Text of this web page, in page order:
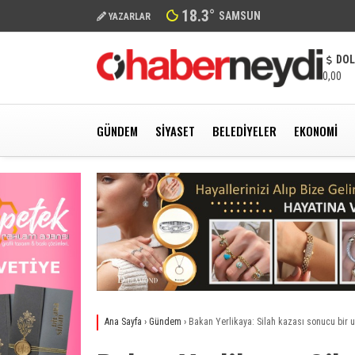
YAZARLAR 18.3° SAMSUN
0,00
GÜNDEM SIYASET BELEDIYELER EKONOMI
Ana Sayfa › Gündem › Bakan Yerlikaya: Silah kazası sonucu bir